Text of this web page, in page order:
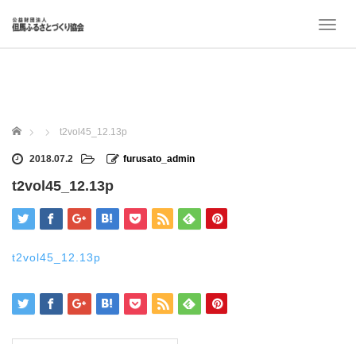
T
ホーム t2vol45_12.13p
2018.07.2 furusato_admin
t2vol45_12.13p
t2vol45_12.13p